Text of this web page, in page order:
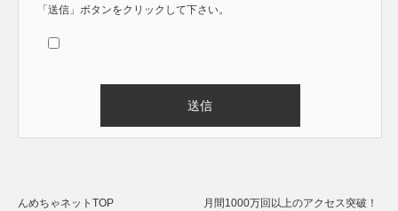
「送信」ボタンをクリックして下さい。
んめちゃネットTOP
月間1000万回以上のアクセス突破！